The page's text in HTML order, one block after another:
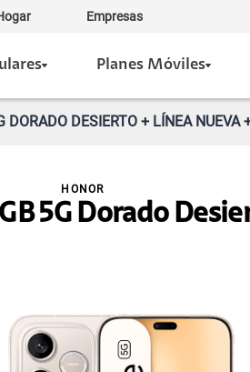
Empresas
Planes Móviles
DORADO DESIERTO + LÍNEA
5G Dorado
HONOR